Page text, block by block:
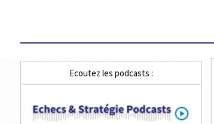
Ecoutez les podcasts :